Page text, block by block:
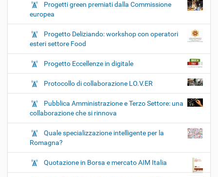
Progetti green premiati dalla Commissione
europea
Progetto Deliziando: workshop con operatori
esteri settore Food
Progetto Eccellenze in digitale
Protocollo di collaborazione LO.V.ER
Pubblica Amministrazione e Terzo Settore: una
collaborazione che si rinnova
Quale specializzazione intelligente per la
Romagna?
Quotazione in Borsa e mercato AIM Italia